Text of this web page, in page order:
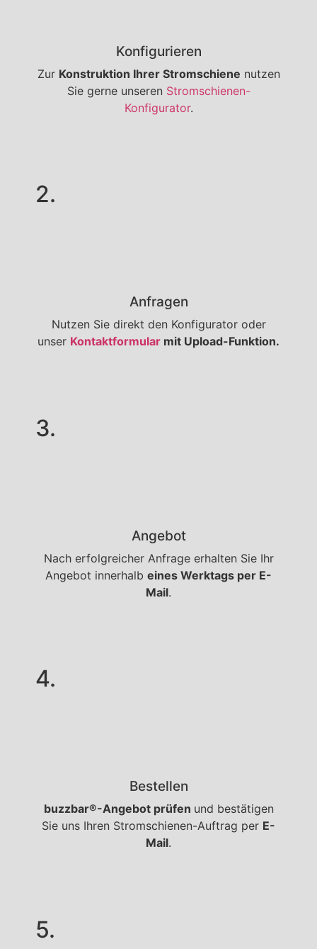
Konfigurieren
Zur Konstruktion Ihrer Stromschiene nutzen
Sie gerne unseren Stromschienen-
Konfigurator.
2.
Anfragen
Nutzen Sie direkt den Konfigurator oder
unser Kontaktformular mit Upload-Funktion.
3.
Angebot
Nach erfolgreicher Anfrage erhalten Sie Ihr
Angebot innerhalb eines Werktags per E-
Mail.
4.
Bestellen
buzzbar®-Angebot prüfen und bestätigen
Sie uns Ihren Stromschienen-Auftrag per E-
Mail.
5.